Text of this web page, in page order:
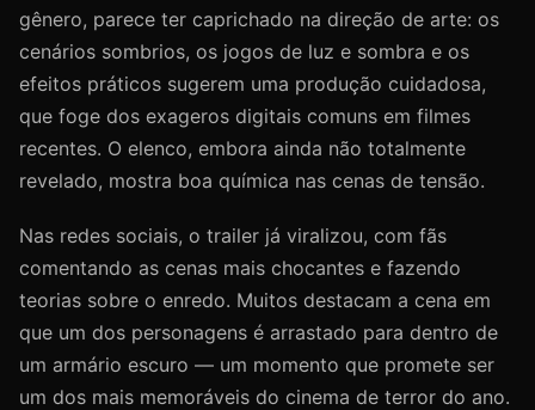
gênero, parece ter caprichado na direção de arte: os
cenários sombrios, os jogos de luz e sombra e os
efeitos práticos sugerem uma produção cuidadosa,
que foge dos exageros digitais comuns em filmes
recentes. O elenco, embora ainda não totalmente
revelado, mostra boa química nas cenas de tensão.
Nas redes sociais, o trailer já viralizou, com fãs
comentando as cenas mais chocantes e fazendo
teorias sobre o enredo. Muitos destacam a cena em
que um dos personagens é arrastado para dentro de
um armário escuro — um momento que promete ser
um dos mais memoráveis do cinema de terror do ano.